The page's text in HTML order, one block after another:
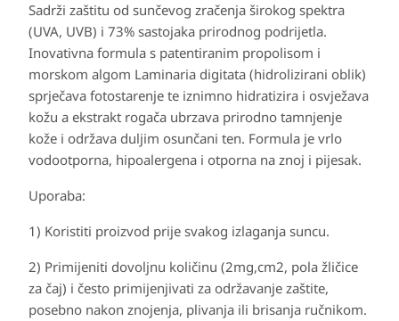
Sadrži zaštitu od sunčevog zračenja širokog spektra
(UVA, UVB) i 73% sastojaka prirodnog podrijetla.
Inovativna formula s patentiranim propolisom i
morskom algom Laminaria digitata (hidrolizirani oblik)
sprječava fotostarenje te iznimno hidratizira i osvježava
kožu a ekstrakt rogača ubrzava prirodno tamnjenje
kože i održava duljim osunčani ten. Formula je vrlo
vodootporna, hipoalergena i otporna na znoj i pijesak.
Uporaba:
1) Koristiti proizvod prije svakog izlaganja suncu.
2) Primijeniti dovoljnu količinu (2mg,cm2, pola žličice
za čaj) i često primijenjivati za održavanje zaštite,
posebno nakon znojenja, plivanja ili brisanja ručnikom.